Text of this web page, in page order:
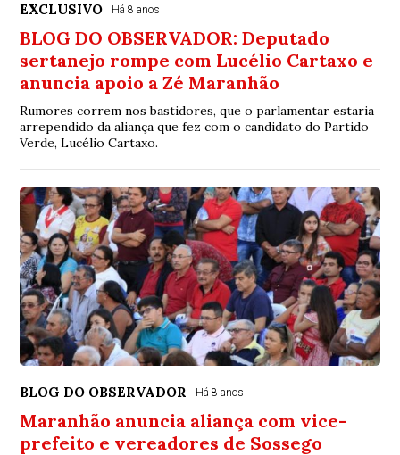
EXCLUSIVO Há 8 anos
BLOG DO OBSERVADOR: Deputado
sertanejo rompe com Lucélio Cartaxo e
anuncia apoio a Zé Maranhão
Rumores correm nos bastidores, que o parlamentar estaria
arrependido da aliança que fez com o candidato do Partido
Verde, Lucélio Cartaxo.
BLOG DO OBSERVADOR Há 8 anos
Maranhão anuncia aliança com vice-
prefeito e vereadores de Sossego